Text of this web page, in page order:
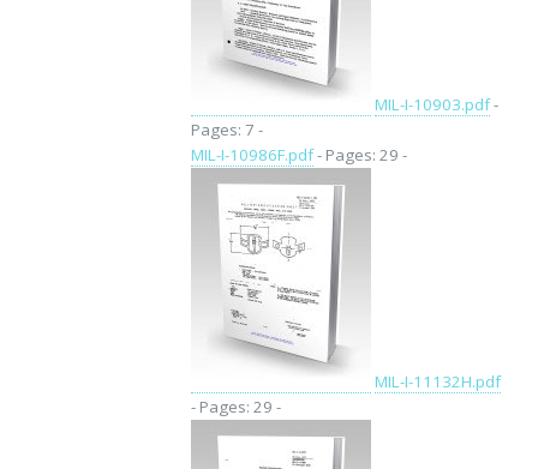
MIL-I-10903.pdf-
Pages: 7 -
MIL-I-10986F.pdf- Pages: 29 -
MIL-I-11132H.pdf
- Pages: 29 -